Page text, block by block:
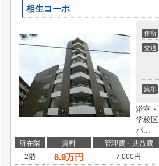
相生コーポ
住所
交通
築年
浴室
学校
パ...
所在階 賃料 管理費・共益費
2階
6.9万円 7,000円